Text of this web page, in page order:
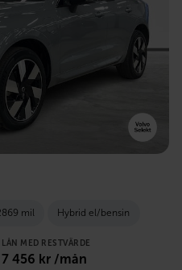
mil Hybrid el/bensin
LÅN MED RESTVÄRDE
7 456 kr /mån